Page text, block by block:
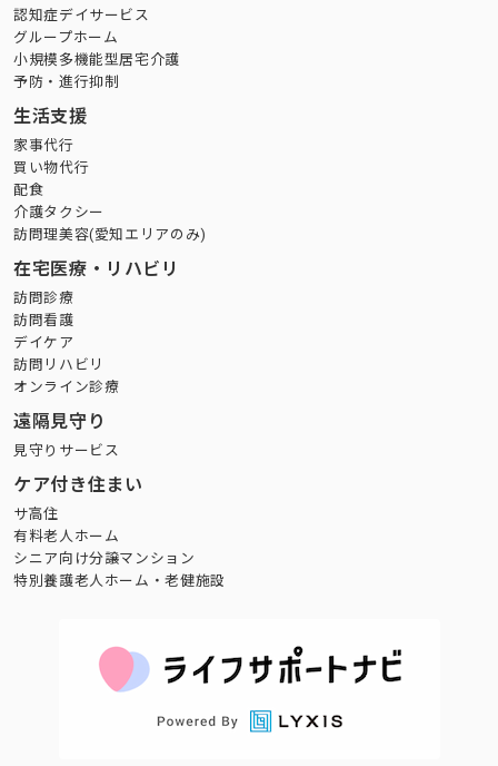
認知症デイサービス
グループホーム
小規模多機能型居宅介護
予防・進行抑制
生活支援
家事代行
買い物代行
配食
介護タクシー
訪問理美容(愛知エリアのみ)
在宅医療・リハビリ
訪問診療
訪問看護
デイケア
訪問リハビリ
オンライン診療
遠隔見守り
見守りサービス
ケア付き住まい
サ高住
有料老人ホーム
シニア向け分譲マンション
特別養護老人ホーム・老健施設